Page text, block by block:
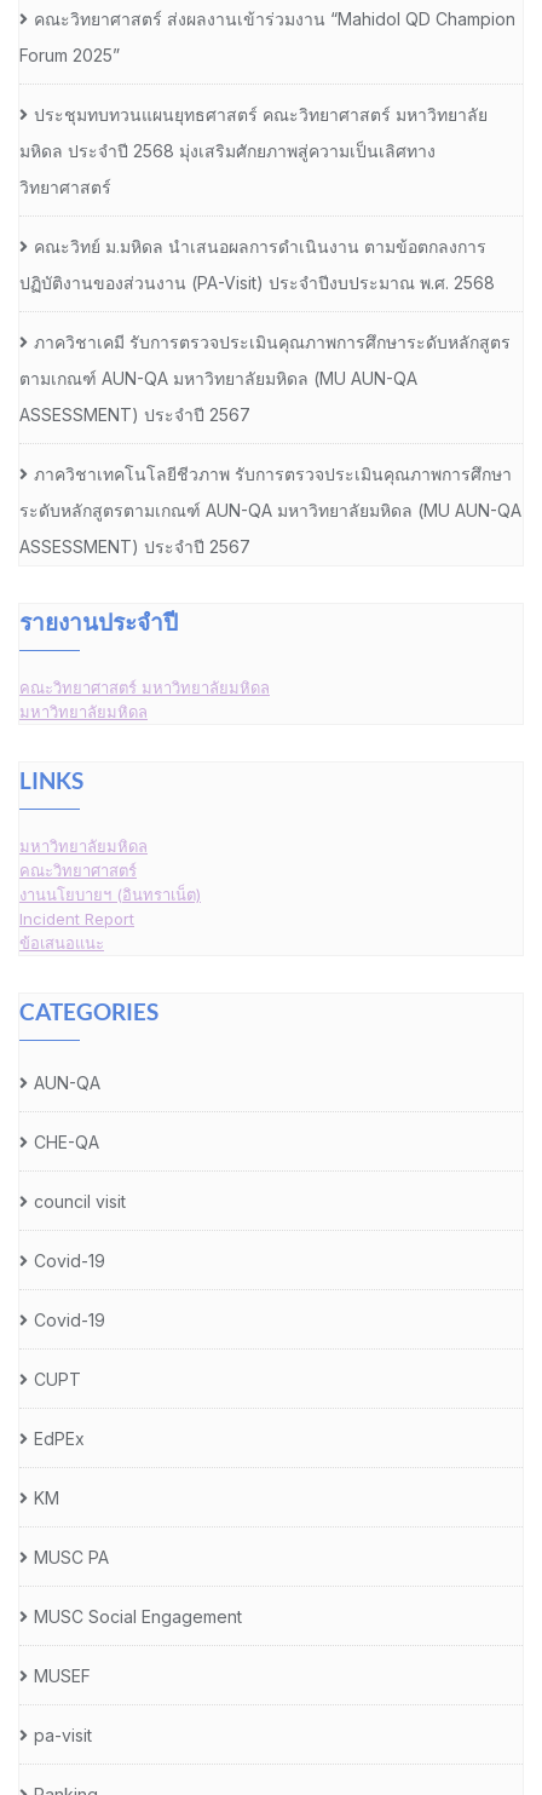
คณะวิทยาศาสตร์ ส่งผลงานเข้าร่วมงาน “Mahidol QD Champion
Forum 2025”
ประชุมทบทวนแผนยุทธศาสตร์ คณะวิทยาศาสตร์ มหาวิทยาลัย
มหิดล ประจำปี 2568 มุ่งเสริมศักยภาพสู่ความเป็นเลิศทาง
วิทยาศาสตร์
คณะวิทย์ ม.มหิดล นำเสนอผลการดำเนินงาน ตามข้อตกลงการ
ปฏิบัติงานของส่วนงาน (PA-Visit) ประจำปีงบประมาณ พ.ศ. 2568
ภาควิชาเคมี รับการตรวจประเมินคุณภาพการศึกษาระดับหลักสูตร
ตามเกณฑ์ AUN-QA มหาวิทยาลัยมหิดล (MU AUN-QA
ASSESSMENT) ประจำปี 2567
ภาควิชาเทคโนโลยีชีวภาพ รับการตรวจประเมินคุณภาพการศึกษา
ระดับหลักสูตรตามเกณฑ์ AUN-QA มหาวิทยาลัยมหิดล (MU AUN-QA
ASSESSMENT) ประจำปี 2567
รายงานประจำปี
คณะวิทยาศาสตร์ มหาวิทยาลัยมหิดล
มหาวิทยาลัยมหิดล
LINKS
มหาวิทยาลัยมหิดล
คณะวิทยาศาสตร์
งานนโยบายฯ (อินทราเน็ต)
Incident Report
ข้อเสนอแนะ
CATEGORIES
AUN-QA
CHE-QA
council visit
Covid-19
Covid-19
CUPT
EdPEx
KM
MUSC PA
MUSC Social Engagement
MUSEF
pa-visit